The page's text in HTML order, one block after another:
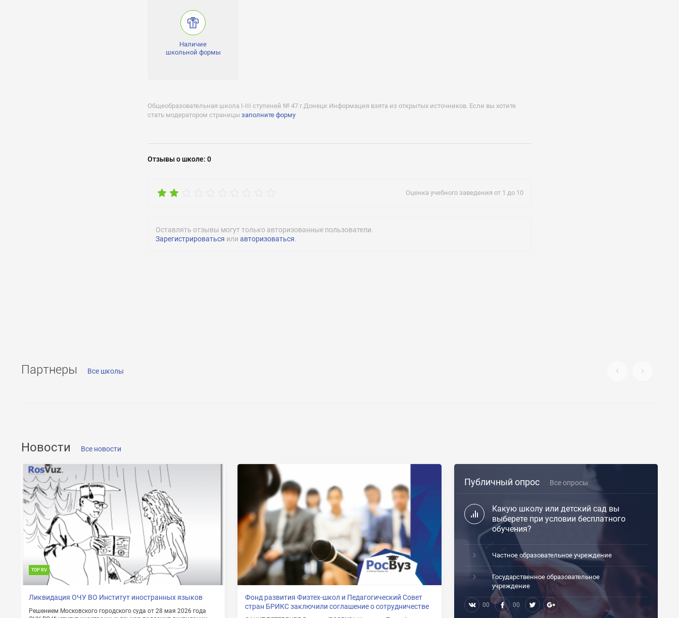
Наличие
школьной формы
Общеобразовательная школа I-III ступеней № 47 г.Донецк Информация взята из открытых источников. Если вы хотите
стать модератором страницы заполните форму
Отзывыо школе: 0
Оценка учебного заведения от 1 до 10
Оставлять отзывы могут только авторизованные пользователи.
Зарегистрироваться или авторизоваться.
Партнеры Все школы
Нажимая на кнопку «Отправить» я даю согласие
на обработку моих персональных данных
Отклик на вакансию